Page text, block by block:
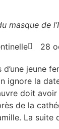
masque de
28
jeune
ignore la
doit
de la
La suite